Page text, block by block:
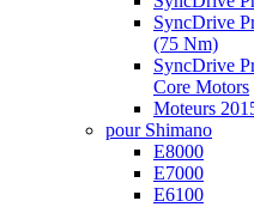
SyncDrive
(75 Nm)
SyncDrive
Core Motors
Moteurs
pour Shimano
E8000
E7000
E6100